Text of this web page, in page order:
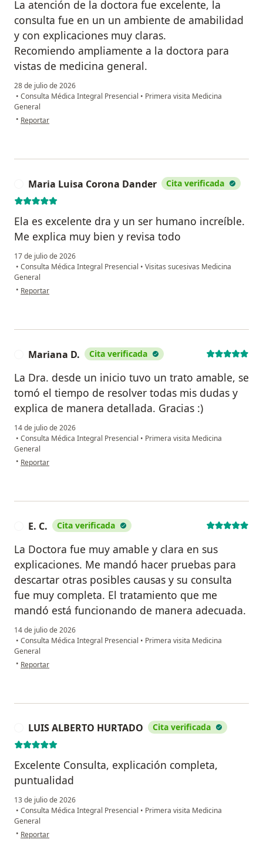
La atención de la doctora fue excelente, la
consulta fue en un un ambiente de amabilidad
y con explicaciones muy claras.
Recomiendo ampliamente a la doctora para
vistas de medicina general.
28 de julio de 2026
• Consulta Médica Integral Presencial • Primera visita Medicina
General
• en opinión del usuario G.A.
Reportar
Maria Luisa Corona Dander Cita verificada
Ela es excelente dra y un ser humano increíble.
Me explica muy bien y revisa todo
17 de julio de 2026
• Consulta Médica Integral Presencial • Visitas sucesivas Medicina
General
• en opinión del usuario Maria Luisa Corona Dander
Reportar
Mariana D. Cita verificada
La Dra. desde un inicio tuvo un trato amable, se
tomó el tiempo de resolver todas mis dudas y
explica de manera detallada. Gracias :)
14 de julio de 2026
• Consulta Médica Integral Presencial • Primera visita Medicina
General
• en opinión del usuario Mariana D.
Reportar
E. C. Cita verificada
La Doctora fue muy amable y clara en sus
explicaciones. Me mandó hacer pruebas para
descartar otras posibles causas y su consulta
fue muy completa. El tratamiento que me
mandó está funcionando de manera adecuada.
14 de julio de 2026
• Consulta Médica Integral Presencial • Primera visita Medicina
General
• en opinión del usuario E. C.
Reportar
LUIS ALBERTO HURTADO Cita verificada
Excelente Consulta, explicación completa,
puntualidad
13 de julio de 2026
• Consulta Médica Integral Presencial • Primera visita Medicina
General
• en opinión del usuario LUIS ALBERTO HURTADO
Reportar